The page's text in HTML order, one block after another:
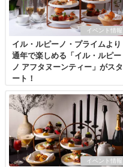
イベント情報
イル・ルピーノ・プライムより
通年で楽しめる「イル・ルピー
ノ アフタヌーンティー」がスタ
ート！
イベント情報